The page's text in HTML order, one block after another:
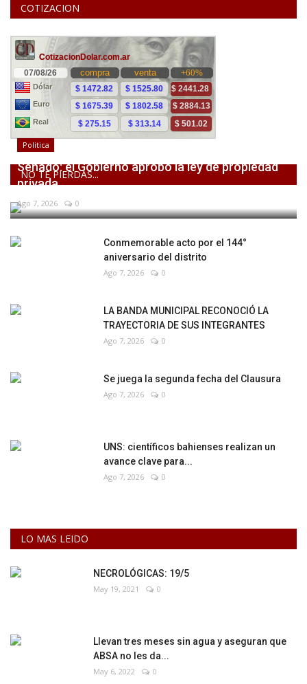
COTIZACION
NO TE PIERDAS...
Politica
Senado: el Gobierno aprobó la ley de propiedad
privada,...
Ago 7, 2026 0
Conmemorable acto por el 144°
aniversario del distrito
Ago 7, 2026 0
LA BANDA MUNICIPAL RECONOCIÓ LA
TRAYECTORIA DE SUS INTEGRANTES
Ago 7, 2026 0
Se juega la segunda fecha del Clausura
Ago 7, 2026 0
UNS: científicos bahienses realizan un
avance clave para...
Ago 7, 2026 0
LO MAS LEIDO
NECROLÓGICAS: 19/5
May 19, 2021 0
Llevan tres meses sin agua y aseguran que
ABSA no les da...
May 6, 2022 0